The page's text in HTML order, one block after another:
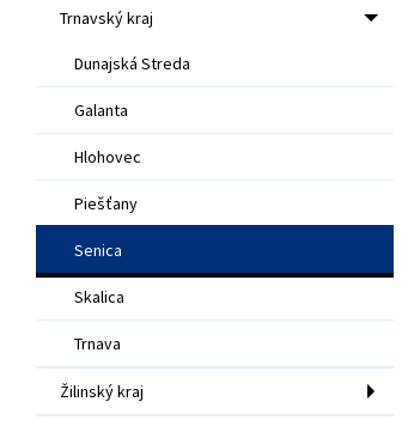
Trnavský kraj
Dunajská Streda
Galanta
Hlohovec
Piešťany
Senica
Skalica
Trnava
Žilinský kraj